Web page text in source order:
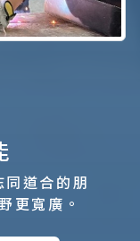
道合的朋
更寬廣。